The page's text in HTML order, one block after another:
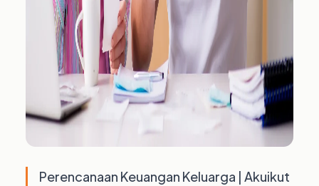
Perencanaan Keuangan Keluarga | Akuikut